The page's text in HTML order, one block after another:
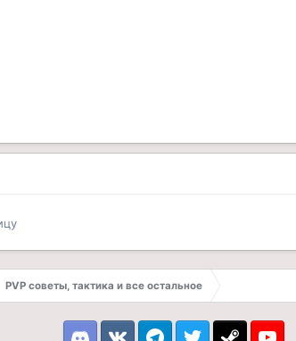
PVP советы, тактика и все остальное